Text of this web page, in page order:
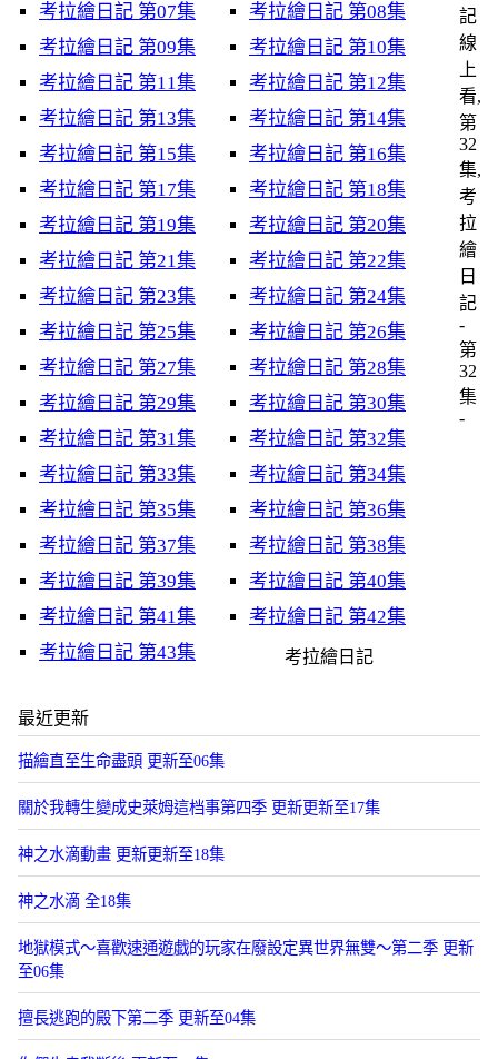
考拉繪日記 第07集
考拉繪日記 第08集
考拉繪日記 第09集
考拉繪日記 第10集
考拉繪日記 第11集
考拉繪日記 第12集
考拉繪日記 第13集
考拉繪日記 第14集
考拉繪日記 第15集
考拉繪日記 第16集
考拉繪日記 第17集
考拉繪日記 第18集
考拉繪日記 第19集
考拉繪日記 第20集
考拉繪日記 第21集
考拉繪日記 第22集
考拉繪日記 第23集
考拉繪日記 第24集
考拉繪日記 第25集
考拉繪日記 第26集
考拉繪日記 第27集
考拉繪日記 第28集
考拉繪日記 第29集
考拉繪日記 第30集
考拉繪日記 第31集
考拉繪日記 第32集
考拉繪日記 第33集
考拉繪日記 第34集
考拉繪日記 第35集
考拉繪日記 第36集
考拉繪日記 第37集
考拉繪日記 第38集
考拉繪日記 第39集
考拉繪日記 第40集
考拉繪日記 第41集
考拉繪日記 第42集
考拉繪日記 第43集
記
線
上
看,
第
32
集,
考
拉
繪
日
記
-
第
32
集
-
考拉繪日記
最近更新
描繪直至生命盡頭 更新至06集
關於我轉生變成史萊姆這档事第四季 更新更新至17集
神之水滴動畫 更新更新至18集
神之水滴 全18集
地獄模式～喜歡速通遊戯的玩家在廢設定異世界無雙～第二季 更新
至06集
擅長逃跑的殿下第二季 更新至04集